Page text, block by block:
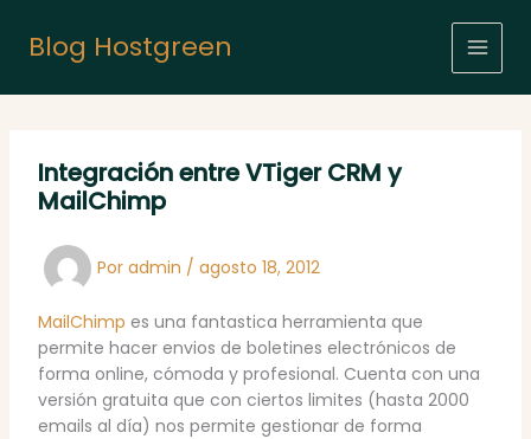
contenido
Blog Hostgreen
Integración entre VTiger CRM y
MailChimp
Por admin / agosto 18, 2012
MailChimp es una fantastica herramienta que
permite hacer envios de boletines electrónicos de
forma online, cómoda y profesional. Cuenta con una
versión gratuita que con ciertos limites (hasta 2000
emails al día) nos permite gestionar de forma